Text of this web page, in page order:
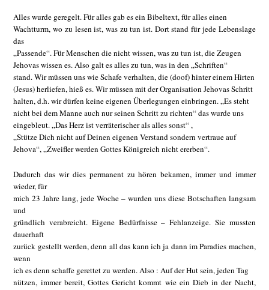
Alles wurde geregelt. Für alles gab es ein Bibeltext, für alles einen
Wachtturm, wo zu lesen ist, was zu tun ist. Dort stand für jede Lebenslage
das
„Passende“. Für Menschen die nicht wissen, was zu tun ist, die Zeugen
Jehovas wissen es. Also galt es alles zu tun, was in den „Schriften“
stand. Wir müssen uns wie Schafe verhalten, die (doof) hinter einem Hirten
(Jesus) herliefen, hieß es. Wir müssen mit der Organisation Jehovas Schritt
halten, d.h. wir dürfen keine eigenen Überlegungen einbringen. „Es steht
nicht bei dem Manne auch nur seinen Schritt zu richten“ das wurde uns
eingebleut. „Das Herz ist verräterischer als alles sonst“ ,
„Stütze Dich nicht auf Deinen eigenen Verstand sondern vertraue auf
Jehova“, „Zweifler werden Gottes Königreich nicht ererben“.
Dadurch das wir dies permanent zu hören bekamen, immer und immer
wieder, für
mich 23 Jahre lang, jede Woche – wurden uns diese Botschaften langsam
und
gründlich verabreicht. Eigene Bedürfnisse – Fehlanzeige. Sie mussten
dauerhaft
zurück gestellt werden, denn all das kann ich ja dann im Paradies machen,
wenn
ich es denn schaffe gerettet zu werden. Also : Auf der Hut sein, jeden Tag
nützen, immer bereit, Gottes Gericht kommt wie ein Dieb in der Nacht,